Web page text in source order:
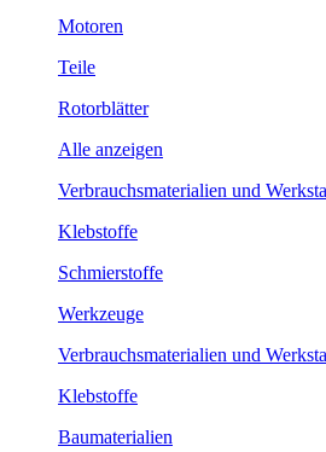
Motoren
Teile
Rotorblätter
Alle anzeigen
Verbrauchsmaterialien und
Klebstoffe
Schmierstoffe
Werkzeuge
Verbrauchsmaterialien und
Klebstoffe
Baumaterialien